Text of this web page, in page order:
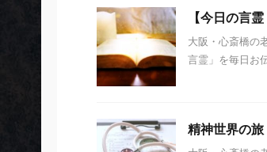
【今日の言
大阪・心斎橋の
言霊」を毎日お
精神世界の